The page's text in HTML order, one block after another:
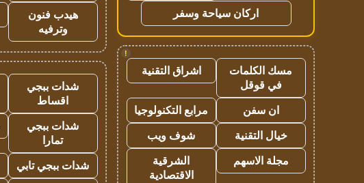
اركان سياحة وسفر
!
مسك الكلمات
في قوقل
اشراق التقنية
ان سفن
مرابع التكنولوجيا
خيال التقنية
شوف ويب
مجلة الاسهم
الشرقية
الاقتصادية
هيدب فنون
وترفيه
شدات ببجي
اقساط
شدات ببجي
تمارا
شدات ببجي تابي